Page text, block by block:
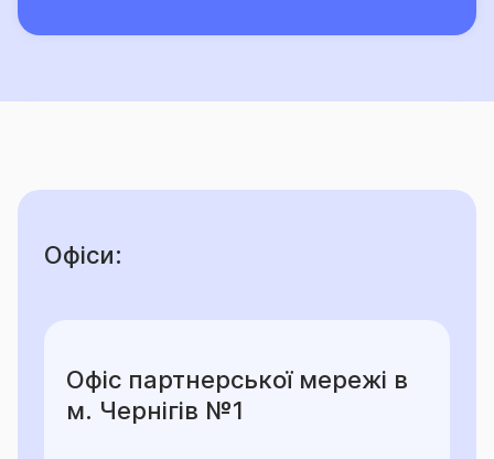
Офіси:
Офіс партнерської мережі в
м. Чернігів №1